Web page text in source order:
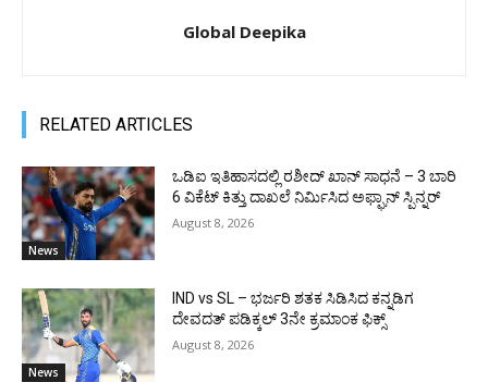
Global Deepika
RELATED ARTICLES
News
ಒಡಿಐ ಇತಿಹಾಸದಲ್ಲಿ ರಶೀದ್ ಖಾನ್ ಸಾಧನೆ – 3 ಬಾರಿ
6 ವಿಕೆಟ್ ಕಿತ್ತು ದಾಖಲೆ ನಿರ್ಮಿಸಿದ ಅಫ್ಘಾನ್ ಸ್ಪಿನ್ನರ್
August 8, 2026
News
IND vs SL – ಭರ್ಜರಿ ಶತಕ ಸಿಡಿಸಿದ ಕನ್ನಡಿಗ
ದೇವದತ್ ಪಡಿಕ್ಕಲ್ 3ನೇ ಕ್ರಮಾಂಕ ಫಿಕ್ಸ್
August 8, 2026